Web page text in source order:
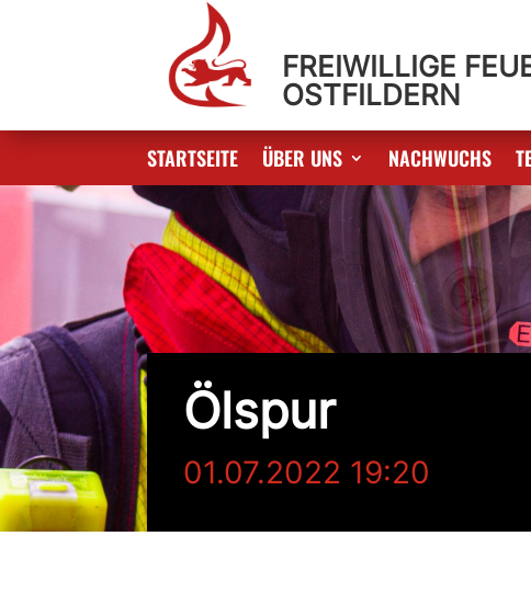
FREIWILLIGE
OSTFILDERN
STARTSEITE ÜBER UNS NACHWUCHS
Ölspur
01.07.2022 19:20